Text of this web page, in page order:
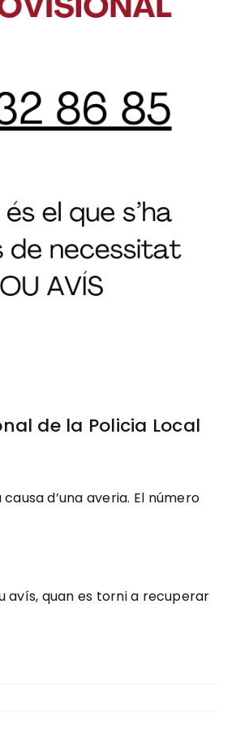
de la Policia Local
d’una averia. El número
avís, quan es torni a recuperar